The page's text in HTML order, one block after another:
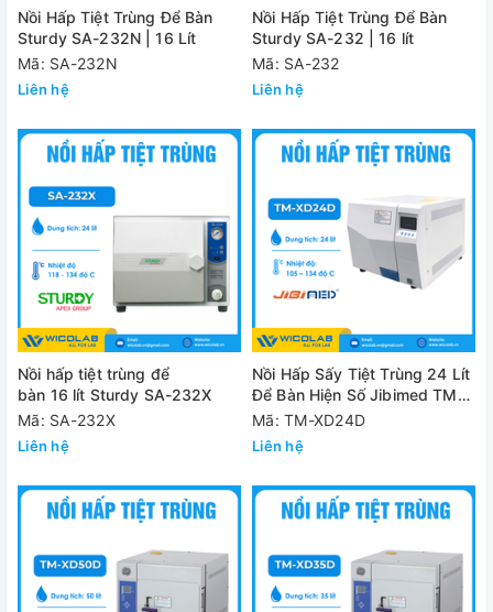
Nồi Hấp Tiệt Trùng Để Bàn
Sturdy SA-232N | 16 Lít
Mã: SA-232N
Liên hệ
Nồi Hấp Tiệt Trùng Để Bàn
Sturdy SA-232 | 16 lít
Mã: SA-232
Liên hệ
Nồi hấp tiệt trùng để
bàn 16 lít Sturdy SA-232X
Mã: SA-232X
Liên hệ
Nồi Hấp Sấy Tiệt Trùng 24 Lít
Để Bàn Hiện Số Jibimed TM-
XD24D
Mã: TM-XD24D
Liên hệ